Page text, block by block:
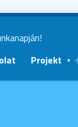
Projekt